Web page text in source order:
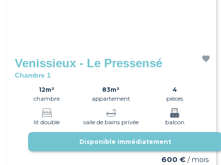
Venissieux - Le Pressensé
Chambre 1
12m²
chambre
83m²
appartement
4
pièces
lit double salle de bains privée balcon
Disponible immédiatement
600 € / mois